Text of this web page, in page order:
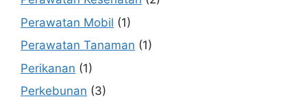
Perawatan Mobil (1)
Perawatan Tanaman (1)
Perikanan (1)
Perkebunan (3)